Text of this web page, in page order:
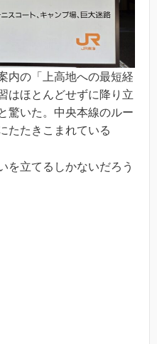
内の「上高地への最短経
はほとんどせずに降り立
驚いた。中央本線のルー
たたきこまれている
を立てるしかないだろう